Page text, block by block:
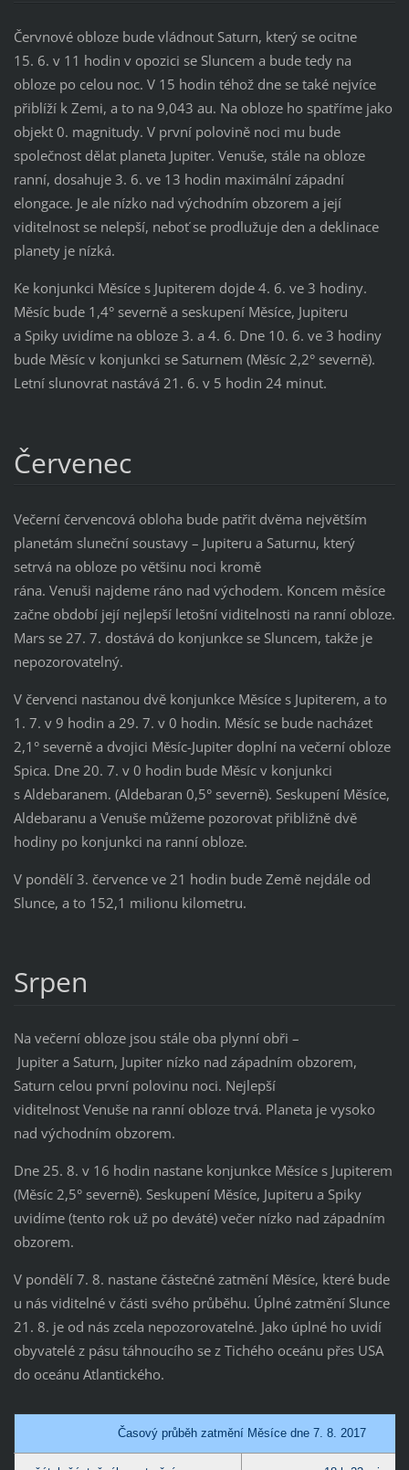
Červnové obloze bude vládnout Saturn, který se ocitne
15. 6. v 11 hodin v opozici se Sluncem a bude tedy na
obloze po celou noc. V 15 hodin téhož dne se také nejvíce
přiblíží k Zemi, a to na 9,043 au. Na obloze ho spatříme jako
objekt 0. magnitudy. V první polovině noci mu bude
společnost dělat planeta Jupiter. Venuše, stále na obloze
ranní, dosahuje 3. 6. ve 13 hodin maximální západní
elongace. Je ale nízko nad východním obzorem a její
viditelnost se nelepší, neboť se prodlužuje den a deklinace
planety je nízká.
Ke konjunkci Měsíce s Jupiterem dojde 4. 6. ve 3 hodiny.
Měsíc bude 1,4° severně a seskupení Měsíce, Jupiteru
a Spiky uvidíme na obloze 3. a 4. 6. Dne 10. 6. ve 3 hodiny
bude Měsíc v konjunkci se Saturnem (Měsíc 2,2° severně).
Letní slunovrat nastává 21. 6. v 5 hodin 24 minut.
Červenec
Večerní červencová obloha bude patřit dvěma největším
planetám sluneční soustavy – Jupiteru a Saturnu, který
setrvá na obloze po většinu noci kromě
rána. Venuši najdeme ráno nad východem. Koncem měsíce
začne období její nejlepší letošní viditelnosti na ranní obloze.
Mars se 27. 7. dostává do konjunkce se Sluncem, takže je
nepozorovatelný.
V červenci nastanou dvě konjunkce Měsíce s Jupiterem, a to
1. 7. v 9 hodin a 29. 7. v 0 hodin. Měsíc se bude nacházet
2,1° severně a dvojici Měsíc-Jupiter doplní na večerní obloze
Spica. Dne 20. 7. v 0 hodin bude Měsíc v konjunkci
s Aldebaranem. (Aldebaran 0,5° severně). Seskupení Měsíce,
Aldebaranu a Venuše můžeme pozorovat přibližně dvě
hodiny po konjunkci na ranní obloze.
V pondělí 3. července ve 21 hodin bude Země nejdále od
Slunce, a to 152,1 milionu kilometru.
Srpen
Na večerní obloze jsou stále oba plynní obři –
Jupiter a Saturn, Jupiter nízko nad západním obzorem,
Saturn celou první polovinu noci. Nejlepší
viditelnost Venuše na ranní obloze trvá. Planeta je vysoko
nad východním obzorem.
Dne 25. 8. v 16 hodin nastane konjunkce Měsíce s Jupiterem
(Měsíc 2,5° severně). Seskupení Měsíce, Jupiteru a Spiky
uvidíme (tento rok už po deváté) večer nízko nad západním
obzorem.
V pondělí 7. 8. nastane částečné zatmění Měsíce, které bude
u nás viditelné v části svého průběhu. Úplné zatmění Slunce
21. 8. je od nás zcela nepozorovatelné. Jako úplné ho uvidí
obyvatelé z pásu táhnoucího se z Tichého oceánu přes USA
do oceánu Atlantického.
Časový průběh zatmění Měsíce dne 7. 8. 2017